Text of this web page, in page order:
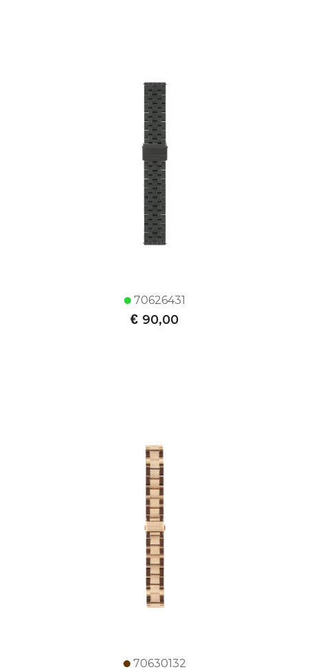
70626431
€ 90,00
70630132